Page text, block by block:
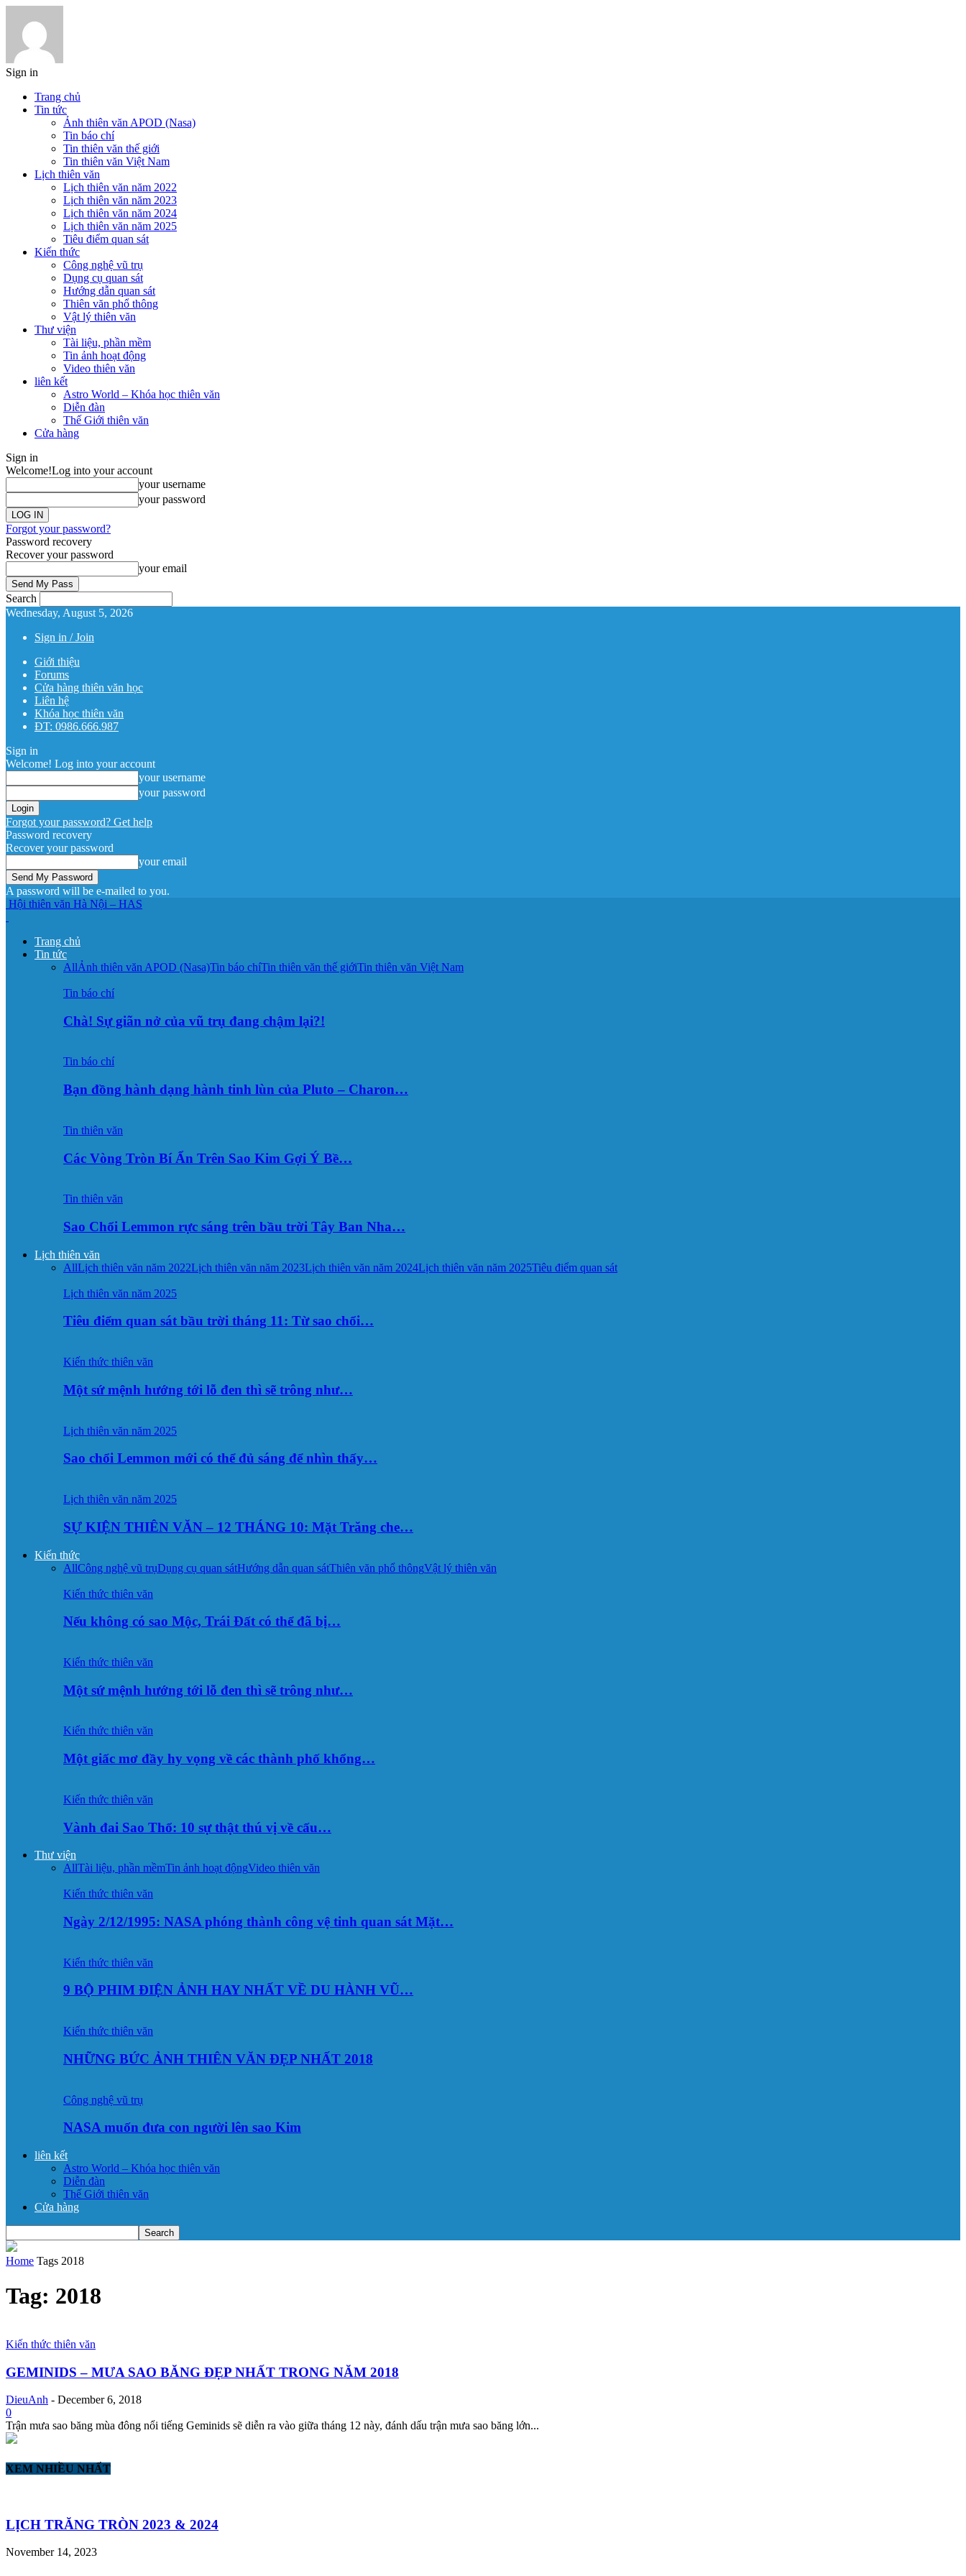
Sign in
Trang chủ
Tin tức
Ảnh thiên văn APOD (Nasa)
Tin báo chí
Tin thiên văn thế giới
Tin thiên văn Việt Nam
Lịch thiên văn
Lịch thiên văn năm 2022
Lịch thiên văn năm 2023
Lịch thiên văn năm 2024
Lịch thiên văn năm 2025
Tiêu điểm quan sát
Kiến thức
Công nghệ vũ trụ
Dụng cụ quan sát
Hướng dẫn quan sát
Thiên văn phổ thông
Vật lý thiên văn
Thư viện
Tài liệu, phần mềm
Tin ảnh hoạt động
Video thiên văn
liên kết
Astro World – Khóa học thiên văn
Diễn đàn
Thế Giới thiên văn
Cửa hàng
Sign in
Welcome!Log into your account
your username
your password
Forgot your password?
Password recovery
Recover your password
your email
Search
Wednesday, August 5, 2026
Sign in / Join
Giới thiệu
Forums
Cửa hàng thiên văn học
Liên hệ
Khóa học thiên văn
ĐT: 0986.666.987
Sign in
Welcome! Log into your account
your username
your password
Forgot your password? Get help
Password recovery
Recover your password
your email
A password will be e-mailed to you.
Hội thiên văn Hà Nội – HAS
Trang chủ
Tin tức
AllẢnh thiên văn APOD (Nasa)Tin báo chíTin thiên văn thế giớiTin thiên văn Việt Nam
Tin báo chí
Chà! Sự giãn nở của vũ trụ đang chậm lại?!
Tin báo chí
Bạn đồng hành dạng hành tinh lùn của Pluto – Charon…
Tin thiên văn
Các Vòng Tròn Bí Ẩn Trên Sao Kim Gợi Ý Bề…
Tin thiên văn
Sao Chổi Lemmon rực sáng trên bầu trời Tây Ban Nha…
Lịch thiên văn
AllLịch thiên văn năm 2022Lịch thiên văn năm 2023Lịch thiên văn năm 2024Lịch thiên văn năm 2025Tiêu điểm quan sát
Lịch thiên văn năm 2025
Tiêu điểm quan sát bầu trời tháng 11: Từ sao chổi…
Kiến thức thiên văn
Một sứ mệnh hướng tới lỗ đen thì sẽ trông như…
Lịch thiên văn năm 2025
Sao chổi Lemmon mới có thể đủ sáng để nhìn thấy…
Lịch thiên văn năm 2025
SỰ KIỆN THIÊN VĂN – 12 THÁNG 10: Mặt Trăng che…
Kiến thức
AllCông nghệ vũ trụDụng cụ quan sátHướng dẫn quan sátThiên văn phổ thôngVật lý thiên văn
Kiến thức thiên văn
Nếu không có sao Mộc, Trái Đất có thể đã bị…
Kiến thức thiên văn
Một sứ mệnh hướng tới lỗ đen thì sẽ trông như…
Kiến thức thiên văn
Một giấc mơ đầy hy vọng về các thành phố khổng…
Kiến thức thiên văn
Vành đai Sao Thổ: 10 sự thật thú vị về cấu…
Thư viện
AllTài liệu, phần mềmTin ảnh hoạt độngVideo thiên văn
Kiến thức thiên văn
Ngày 2/12/1995: NASA phóng thành công vệ tinh quan sát Mặt…
Kiến thức thiên văn
9 BỘ PHIM ĐIỆN ẢNH HAY NHẤT VỀ DU HÀNH VŨ…
Kiến thức thiên văn
NHỮNG BỨC ẢNH THIÊN VĂN ĐẸP NHẤT 2018
Công nghệ vũ trụ
NASA muốn đưa con người lên sao Kim
liên kết
Astro World – Khóa học thiên văn
Diễn đàn
Thế Giới thiên văn
Cửa hàng
Home Tags 2018
Tag: 2018
Kiến thức thiên văn
GEMINIDS – MƯA SAO BĂNG ĐẸP NHẤT TRONG NĂM 2018
DieuAnh - December 6, 2018
0
Trận mưa sao băng mùa đông nổi tiếng Geminids sẽ diễn ra vào giữa tháng 12 này, đánh dấu trận mưa sao băng lớn...
XEM NHIỀU NHẤT
LỊCH TRĂNG TRÒN 2023 & 2024
November 14, 2023